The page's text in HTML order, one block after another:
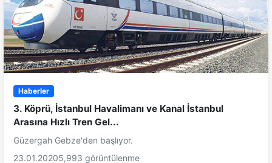
Haberler
3. Köprü, İstanbul Havalimanı ve Kanal İstanbul
Arasına Hızlı Tren Gel...
Güzergah Gebze'den başlıyor.
23.01.20205,993 görüntülenme